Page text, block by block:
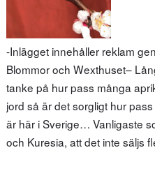
-Inlägget innehåller reklam
Blommor och Wexthuset–
tanke på hur pass många
jord så är det sorgligt hur
är här i Sverige… Vanligaste
och Kuresia, att det inte säljs